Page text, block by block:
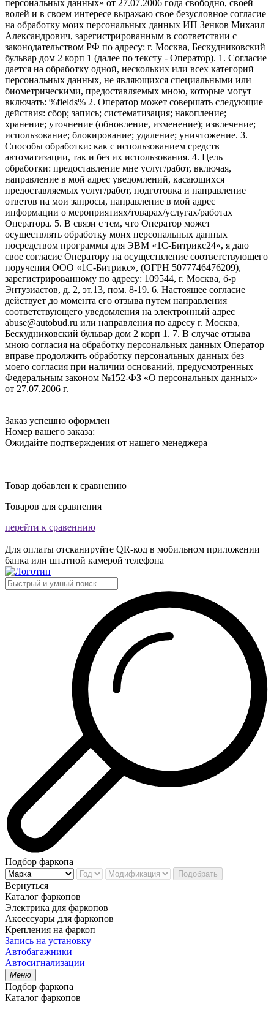
персональных данных» от 27.07.2006 года свободно, своей
волей и в своем интересе выражаю свое безусловное согласие
на обработку моих персональных данных ИП Зенков Михаил
Александрович, зарегистрированным в соответствии с
законодательством РФ по адресу: г. Москва, Бескудниковский
бульвар дом 2 корп 1 (далее по тексту - Оператор). 1. Согласие
дается на обработку одной, нескольких или всех категорий
персональных данных, не являющихся специальными или
биометрическими, предоставляемых мною, которые могут
включать: %fields% 2. Оператор может совершать следующие
действия: сбор; запись; систематизация; накопление;
хранение; уточнение (обновление, изменение); извлечение;
использование; блокирование; удаление; уничтожение. 3.
Способы обработки: как с использованием средств
автоматизации, так и без их использования. 4. Цель
обработки: предоставление мне услуг/работ, включая,
направление в мой адрес уведомлений, касающихся
предоставляемых услуг/работ, подготовка и направление
ответов на мои запросы, направление в мой адрес
информации о мероприятиях/товарах/услугах/работах
Оператора. 5. В связи с тем, что Оператор может
осуществлять обработку моих персональных данных
посредством программы для ЭВМ «1С-Битрикс24», я даю
свое согласие Оператору на осуществление соответствующего
поручения ООО «1С-Битрикс», (ОГРН 5077746476209),
зарегистрированному по адресу: 109544, г. Москва, б-р
Энтузиастов, д. 2, эт.13, пом. 8-19. 6. Настоящее согласие
действует до момента его отзыва путем направления
соответствующего уведомления на электронный адрес
abuse@autobud.ru или направления по адресу г. Москва,
Бескудниковский бульвар дом 2 корп 1. 7. В случае отзыва
мною согласия на обработку персональных данных Оператор
вправе продолжить обработку персональных данных без
моего согласия при наличии оснований, предусмотренных
Федеральным законом №152-ФЗ «О персональных данных»
от 27.07.2006 г.
Заказ успешно оформлен
Номер вашего заказа:
Ожидайте подтверждения от нашего менеджера
Товар добавлен к сравнению
Товаров для сравнения
перейти к сравеннию
Для оплаты отсканируйте QR-код в мобильном приложении
банка или штатной камерой телефона
Подбор фаркопа
Подобрать
Вернуться
Каталог фаркопов
Электрика для фаркопов
Аксессуары для фаркопов
Крепления на фаркоп
Запись на установку
Автобагажники
Автосигнализации
Меню
Подбор фаркопа
Каталог фаркопов